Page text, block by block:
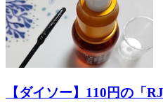
【ダイソー】110円の「